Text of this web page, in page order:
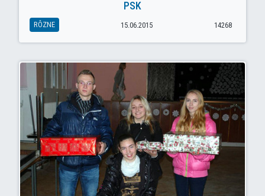
PSK
RÔZNE 15.06.2015 14268